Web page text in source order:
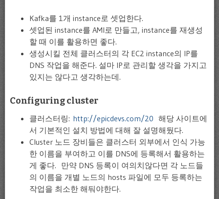
Kafka를 1개 instance로 셋업한다.
셋업된 instance를 AMI로 만들고, instance를 재생성
할 때 이를 활용하면 좋다.
생성시킬 전체 클러스터의 각 EC2 instance의 IP를
DNS 작업을 해준다. 설마 IP로 관리할 생각을 가지고
있지는 않다고 생각하는데.
Configuring cluster
클러스터링: http://epicdevs.com/20 해당 사이트에
서 기본적인 설치 방법에 대해 잘 설명해뒀다.
Cluster 노드 장비들은 클러스터 외부에서 인식 가능
한 이름을 부여하고 이를 DNS에 등록해서 활용하는
게 좋다. 만약 DNS 등록이 여의치않다면 각 노드들
의 이름을 개별 노드의 hosts 파일에 모두 등록하는
작업을 최소한 해둬야한다.